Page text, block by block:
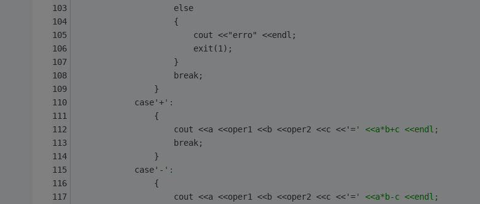
                    else
                    {
                        cout <<"erro" <<endl;
                        exit(1);
                    }
                    break;
                }
            case'+
':
                {
                    cout <<a <<oper1 <<b <<oper2 <<c <<'=
' <<a*b+c <<endl;
                    break;
                }
            case'-
':
                {
                    cout <<a <<oper1 <<b <<oper2 <<c <<'=
' <<a*b-c <<endl;